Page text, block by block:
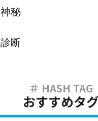
神秘
診断
おすすめタグ